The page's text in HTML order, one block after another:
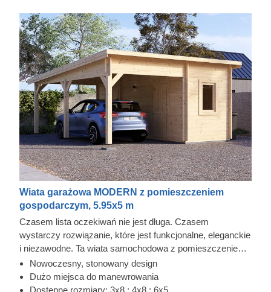
Wiata garażowa MODERN z pomieszczeniem
gospodarczym, 5.95x5 m
Czasem lista oczekiwań nie jest długa. Czasem
wystarczy rozwiązanie, które jest funkcjonalne, eleganckie
i niezawodne. Ta wiata samochodowa z pomieszczeniem
gospodarczym szybko może stać się wygodnym
elementem codzienności. Wykonana z wytrzymałego
drewna iglastego pozyskanego z drzew wolno rosnących,
Nowoczesny, stonowany design
Dużo miejsca do manewrowania
Dostępne rozmiary: 3x8 ; 4x8 ; 6x5